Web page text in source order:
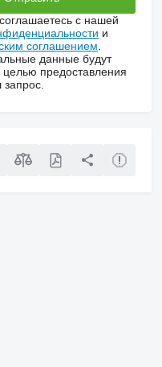
с нашей
и
соглашением
данные будут
предоставления